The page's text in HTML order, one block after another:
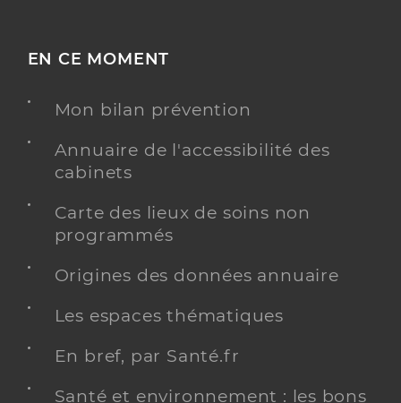
EN CE MOMENT
Mon bilan prévention
Annuaire de l'accessibilité des
cabinets
Carte des lieux de soins non
programmés
Origines des données annuaire
Les espaces thématiques
En bref, par Santé.fr
Santé et environnement : les bons